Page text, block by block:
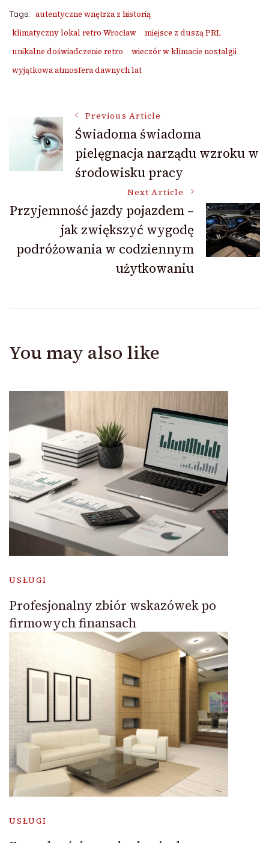
Tags:
autentyczne wnętrza z historią
klimatyczny lokal retro Wrocław
miejsce z duszą PRL
unikalne doświadczenie retro
wieczór w klimacie nostalgii
wyjątkowa atmosfera dawnych lat
Post
Navigation
Previous Article
Świadoma świadoma
pielęgnacja narządu wzroku w
środowisku pracy
Next Article
Przyjemność jazdy pojazdem –
jak zwiększyć wygodę
podróżowania w codziennym
użytkowaniu
You may also like
USŁUGI
Profesjonalny zbiór wskazówek po
firmowych finansach
USŁUGI